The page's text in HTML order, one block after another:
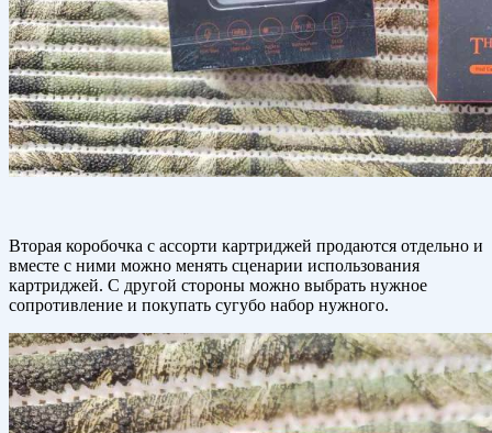
Вторая коробочка с ассорти картриджей продаются отдельно и
вместе с ними можно менять сценарии использования
картриджей. С другой стороны можно выбрать нужное
сопротивление и покупать сугубо набор нужного.